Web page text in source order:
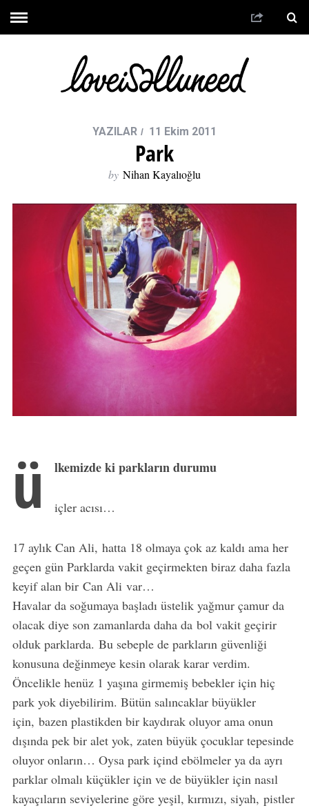
YAZILAR 11 Ekim 2011
Park
by Nihan Kayalıoğlu
ü lkemizde ki parkların durumu
içler acısı…
17 aylık Can Ali, hatta 18 olmaya çok az kaldı ama her
geçen gün Parklarda vakit geçirmekten biraz daha fazla
keyif alan bir Can Ali var…
Havalar da soğumaya başladı üstelik yağmur çamur da
olacak diye son zamanlarda daha da bol vakit geçirir
olduk parklarda. Bu sebeple de parkların güvenliği
konusuna değinmeye kesin olarak karar verdim.
Öncelikle henüz 1 yaşına girmemiş bebekler için hiç
park yok diyebilirim. Bütün salıncaklar büyükler
için, bazen plastikden bir kaydırak oluyor ama onun
dışında pek bir alet yok, zaten büyük çocuklar tepesinde
oluyor onların… Oysa park içind ebölmeler ya da ayrı
parklar olmalı küçükler için ve de büyükler için nasıl
kayaçıların seviyelerine göre yeşil, kırmızı, siyah, pistler